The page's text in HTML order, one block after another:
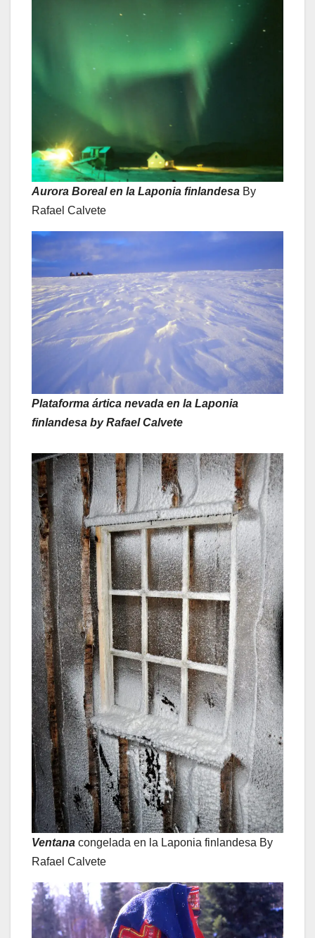
Aurora Boreal en la Laponia finlandesa By
Rafael Calvete
Plataforma ártica nevada en la Laponia
finlandesa by Rafael Calvete
Ventana congelada en la Laponia finlandesa By
Rafael Calvete